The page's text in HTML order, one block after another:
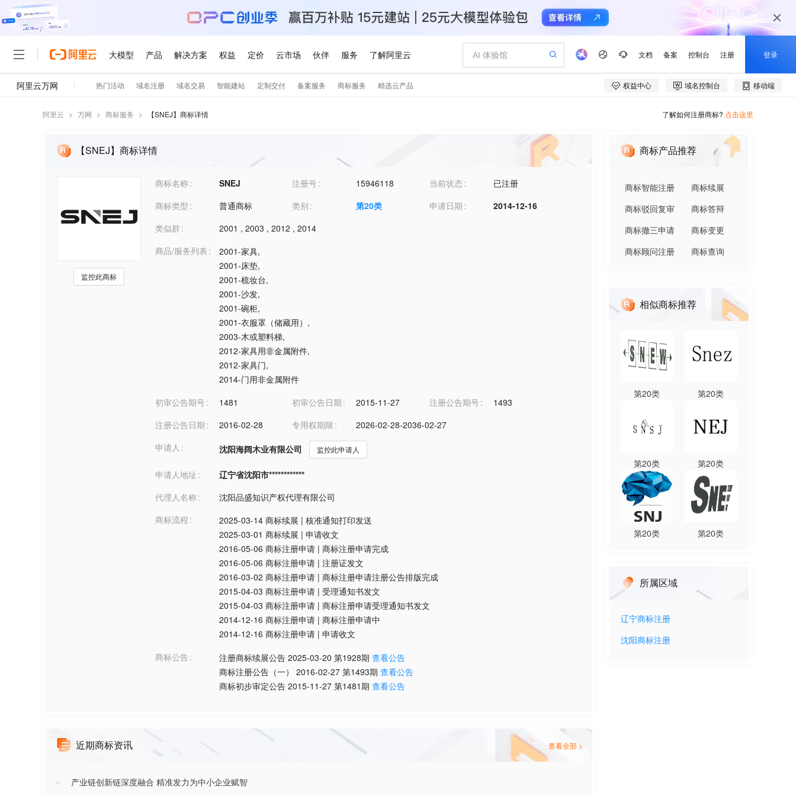
阿里云 > 万网 > 商标服务 > 【SNEJ】商标详情 了解如何注册商标? 点击这里
【SNEJ】商标详情
监控此商标
商标名称 SNEJ 注册号 15946118 当前状态
已注册
商标类型
普通商标 类别 第20类 申请日期
2014-12-16
类似群
2001 , 2003 , 2012 , 2014
商品/服务列表
2001-家具,
2001-床垫,
2001-梳妆台,
2001-沙发,
2001-碗柜,
2001-衣服罩（储藏用） ,
2003-木或塑料梯,
2012-家具用非金属附件,
2012-家具门,
2014-门用非金属附件
初审公告期号
1481 初审公告日期 2015-11-27 注册公告期号
1493
注册公告日期
2016-02-28 专用权期限
2026-02-28-2036-02-27
申请人
沈阳海阔木业有限公司 监控此申请人
申请人地址
辽宁省沈阳市************
代理人名称
沈阳品盛知识产权代理有限公司
商标流程
2025-03-14 商标续展 | 核准通知打印发送
2025-03-01 商标续展 | 申请收文
2016-05-06 商标注册申请 | 商标注册申请完成
2016-05-06 商标注册申请 | 注册证发文
2016-03-02 商标注册申请 | 商标注册申请注册公告排版完成
2015-04-03 商标注册申请 | 受理通知书发文
2015-04-03 商标注册申请 | 商标注册申请受理通知书发文
2014-12-16 商标注册申请 | 商标注册申请中
2014-12-16 商标注册申请 | 申请收文
商标公告
注册商标续展公告 2025-03-20 第1928期 查看公告
商标注册公告（一）
2016-02-27 第1493期 查看公告
商标初步审定公告 2015-11-27 第1481期 查看公告
近期商标资讯 查看全部 >
产业链创新链深度融合 精准发力为中小企业赋智
商标产品推荐
商标智能注册
商标续展
商标驳回复审
商标答辩
商标撤三申请
商标变更
商标顾问注册
商标查询
相似商标推荐
第20类 第20类
第20类 第20类
第20类 第20类
所属区域
辽宁商标注册
沈阳商标注册